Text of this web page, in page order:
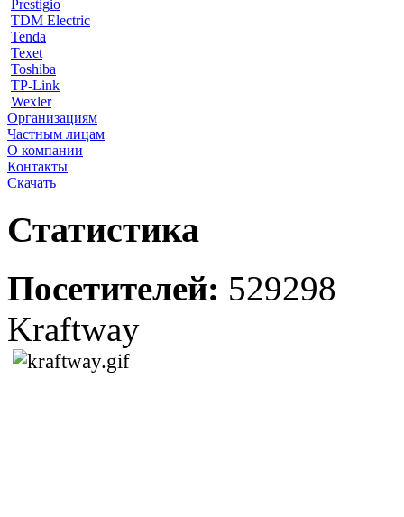
Prestigio
TDM Electric
Tenda
Texet
Toshiba
TP-Link
Wexler
Организациям
Частным лицам
О компании
Контакты
Скачать
Статистика
Посетителей: 529298
Kraftway